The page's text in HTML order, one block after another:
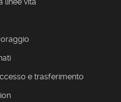
e trasferimento